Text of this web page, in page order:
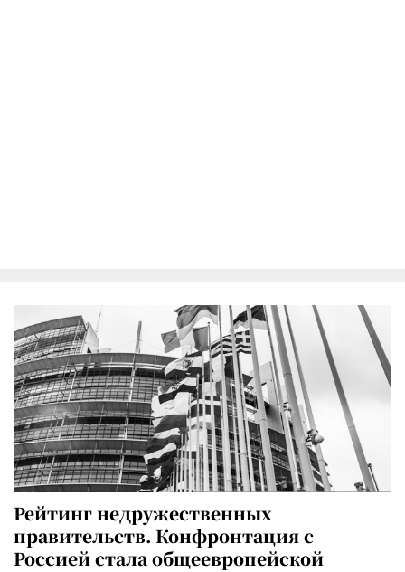
Рейтинг недружественных
правительств. Конфронтация с
Россией стала общеевропейской